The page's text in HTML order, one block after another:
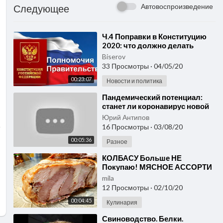
Следующее Автовоспроизведение
00:23:07
⁣Ч.4 Поправки в Конституцию
2020: что должно делать
Правительство по новой
конституции — полномочия
Biserov
33 Просмотры · 04/05/20
Новости и политика
00:05:36
⁣Пандемический потенциал:
станет ли коронавирус новой
Юрий Антипов
16 Просмотры · 03/08/20
Разное
00:04:45
⁣КОЛБАСУ Больше НЕ
Покупаю! МЯСНОЕ АССОРТИ
НА ПРАЗДНИК и КАЖДЫЙ
ДЕНЬ! ВКУСНЕЕ НЕ
ПРИДУМАТЬ!
mila
12 Просмотры · 02/10/20
Кулинария
⁣Свиноводство. Белки.